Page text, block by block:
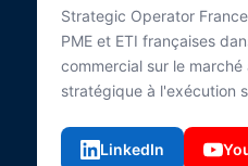
Strategic Operator
PME et ETI françaises
commercial sur le
stratégique à l'exécution
LinkedIn